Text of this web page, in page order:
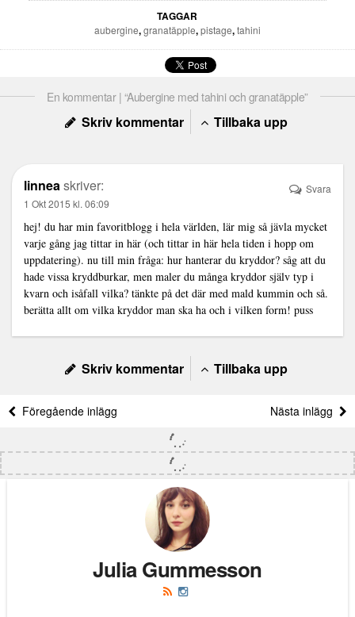
TAGGAR
aubergine,granatäpple,pistage,tahini
En kommentar | “Aubergine med tahini och granatäpple”
Skriv kommentar Tillbaka upp
linneaskriver:
1 Okt 2015 kl. 06:09
hej! du har min favoritblogg i hela världen, lär mig så jävla mycket
varje gång jag tittar in här (och tittar in här hela tiden i hopp om
uppdatering). nu till min fråga: hur hanterar du kryddor? såg att du
hade vissa kryddburkar, men maler du många kryddor själv typ i
kvarn och isåfall vilka? tänkte på det där med mald kummin och så.
berätta allt om vilka kryddor man ska ha och i vilken form! puss
Svara
Skriv kommentar Tillbaka upp
Föregående inlägg Nästa inlägg
Julia Gummesson